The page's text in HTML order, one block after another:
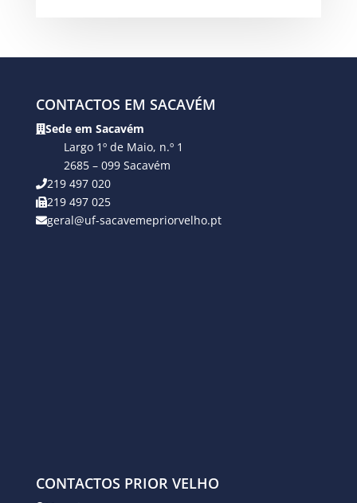
CONTACTOS EM SACAVÉM
Sede em Sacavém
Largo 1º de Maio, n.º 1
2685 – 099 Sacavém
219 497 020
219 497 025
geral@uf-sacavemepriorvelho.pt
CONTACTOS PRIOR VELHO